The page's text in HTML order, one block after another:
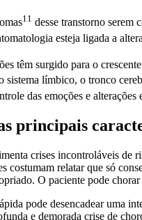
11 desse transtorno serem
esteja ligada a
têm surgido para o
sistema límbico, o tronco
das emoções e
principais
crises incontroláveis de
costumam relatar que só
O paciente pode
pode desencadear uma
e demorada crise de